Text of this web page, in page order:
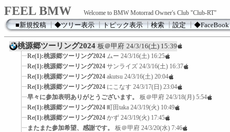
FEEL BMW Welcome to BMW Motorrad Owner's Club "Club-RT"
■新規投稿┃◆ツリー表示┃トピック表示┃検索┃設定┃◆FaceBook
桃源郷ツーリング2024 板＠甲府 24/3/16(土) 15:39
Re(1):桃源郷ツーリング2024 ムー 24/3/16(土) 16:25
Re(1):桃源郷ツーリング2024 サンライズ 24/3/16(土) 16:37
Re(1):桃源郷ツーリング2024 akutsu 24/3/16(土) 20:04
Re(1):桃源郷ツーリング2024 にこなす 24/3/17(日) 23:04
早々に参加表明ありがとうございます。
板＠甲府 24/3/18(月) 5:54
Re(1):桃源郷ツーリング2024 町田taka 24/3/19(火) 10:49
Re(1):桃源郷ツーリング2024 かず 24/3/19(火) 17:45
またまた参加希望、感謝です。
板＠甲府 24/3/20(水) 7:46